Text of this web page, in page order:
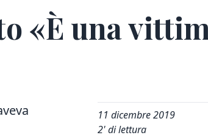
«È una
11 dicembre 2019
2' di lettura